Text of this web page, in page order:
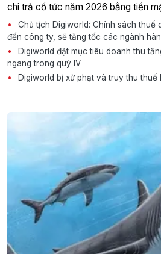
chi trả cổ tức năm 2026 bằng tiền
Chủ tịch Digiworld: Chính sách thuế
đến công ty, sẽ tăng tốc các ngành
Digiworld đặt mục tiêu doanh thu
ngang trong quý IV
Digiworld bị xử phạt và truy thu thuế